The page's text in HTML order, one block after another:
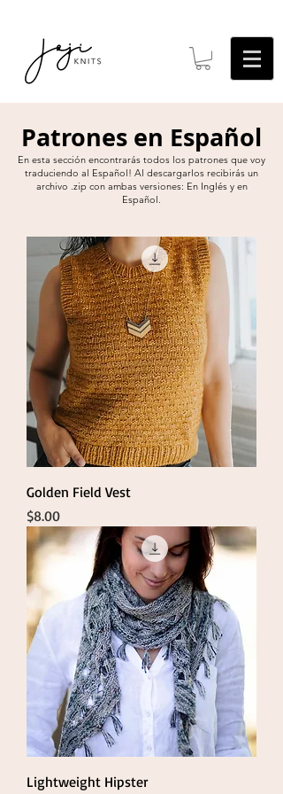
Patrones en Español
En esta sección encontrarás todos los patrones que voy
traduciendo al Español! Al descargarlos recibirás un
archivo .zip con ambas versiones: En Inglés y en
Español.
Golden Field Vest
Price
$8.00
Lightweight Hipster